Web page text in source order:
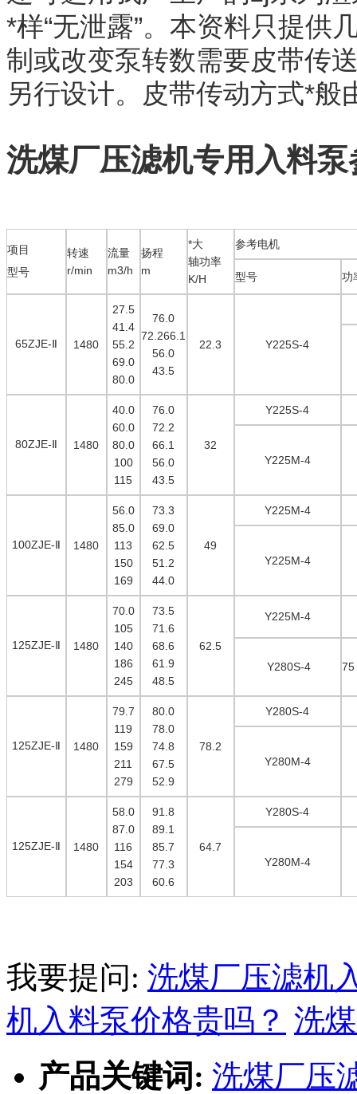
*样“无泄露”。本资料只提供
制或改变泵转数需要皮带传
另行设计。皮带传动方式*
洗煤厂压滤机专用入料泵
项目
型号
转速
r/min
流量
m3/h
扬程
m
*大
轴功率
K/H
参考电机
型号 功
65ZJE-Ⅱ 1480
27.5
41.4
55.2
69.0
80.0
76.0
72.266.1
56.0
43.5
22.3 Y225S-4
80ZJE-Ⅱ 1480
40.0
60.0
80.0
100
115
76.0
72.2
66.1
56.0
43.5
32
Y225S-4
Y225M-4
100ZJE-Ⅱ 1480
56.0
85.0
113
150
169
73.3
69.0
62.5
51.2
44.0
49
Y225M-4
Y225M-4
125ZJE-Ⅱ 1480
70.0
105
140
186
245
73.5
71.6
68.6
61.9
48.5
62.5
Y225M-4
Y280S-4 75
125ZJE-Ⅱ 1480
79.7
119
159
211
279
80.0
78.0
74.8
67.5
52.9
78.2
Y280S-4
Y280M-4
125ZJE-Ⅱ 1480
58.0
87.0
116
154
203
91.8
89.1
85.7
77.3
60.6
64.7
Y280S-4
Y280M-4
我要提问: 洗煤厂压滤机
机入料泵价格贵吗？ 洗
产品关键词: 洗煤厂压